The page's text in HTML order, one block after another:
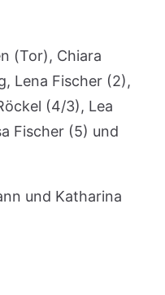
(Tor), Chiara
Lena Fischer (2),
(4/3), Lea
Fischer (5) und
und Katharina